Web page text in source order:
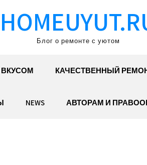
Блог о ремонте с уютом
ВКУСОМ КАЧЕСТВЕННЫЙ
NEWS АВТОРАМ И